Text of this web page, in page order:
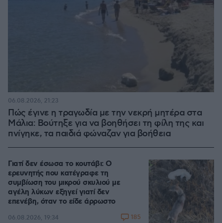
Πώς έγινε η τραγωδία με την νεκρή μητέρα στα
Μάλια: Βούτηξε για να βοηθήσει τη φίλη της και
πνίγηκε, τα παιδιά φώναζαν για βοήθεια
06.08.2026, 21:23
Γιατί δεν έσωσα το κουτάβι: Ο
ερευνητής που κατέγραφε τη
συμβίωση του μικρού σκυλιού με
αγέλη λύκων εξηγεί γιατί δεν
επενέβη, όταν το είδε άρρωστο
06.08.2026, 19:34 185